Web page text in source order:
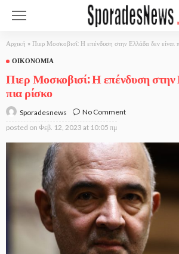
Αρχική » Πιερ Μοσκοβισί: Η επένδυση στην Ελλάδα δεν είναι
ΟΙΚΟΝΟΜΊΑ
Πιερ Μοσκοβισί: Η επένδυση στην
πια ρίσκο
Sporadesnews
No Comment
posted on Φεβ. 12, 2023 at 10:05 πμ